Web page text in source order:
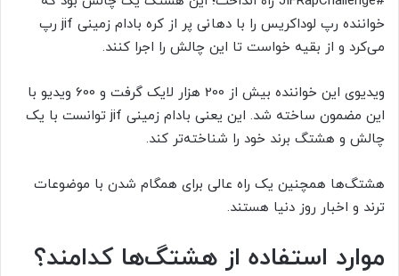
خواننده رپ لوداکریس را با دهانی پر از کره بادام زمینی jif رپ
می‌کرد و از بقیه خواست تا این چالش را اجرا کنند.
ویدیوی این خواننده بیش از 200 هزار لایک گرفت و 600 ویدیو با
این مضمون ساخته شد. این یعنی بادام زمینی jif توانست با یک
چالش و هشتگ برند خود را شناخته‌تر کند.
هشتگ‌ها همچنین یک راه عالی برای همگام شدن با موضوعات
ترند و اخبار روز دنیا هستند.
موارد استفاده از هشتگ‌ها کدامند؟